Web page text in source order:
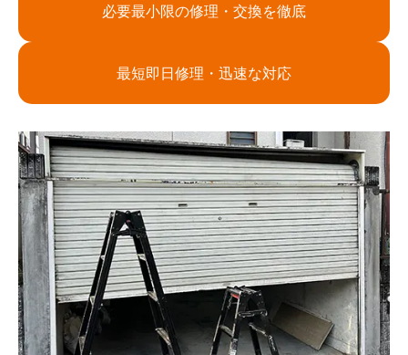
必要最小限の修理・交換を徹底
最短即日修理・迅速な対応